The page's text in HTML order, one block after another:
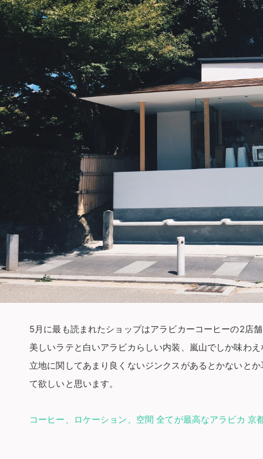
5月に最も読まれたショップはアラビカーコーヒーの2店
美しいラテと白いアラビカらしい内装、嵐山でしか味わ
立地に関してあまり良くないジンクスがあるとかないと
て欲しいと思います。
コーヒー、ロケーション、空間 全てが最高なアラビカ 京